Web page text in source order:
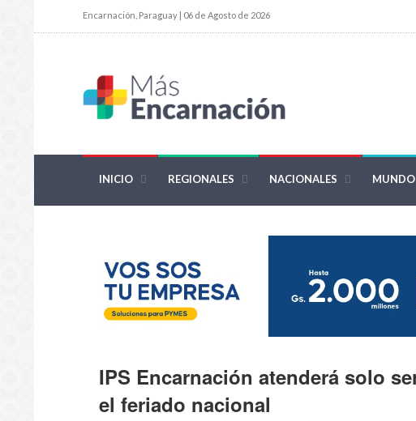
Encarnación, Paraguay | 06 de Agosto de 2026
INICIO REGIONALES NACIONALES MUNDO
IPS Encarnación atenderá solo
el feriado nacional